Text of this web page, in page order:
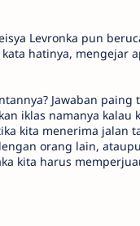
Levronka pun
hatinya, mengejar
Jawaban paing
iklas namanya kalau
kita menerima jalan
orang lain,
kita harus